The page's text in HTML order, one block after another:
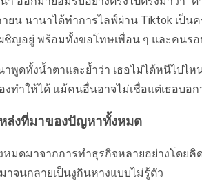
ยน นานาได้ทำการไลฟ์ผ่าน Tiktok เป็นค
ญอยู่ พร้อมทั้งขอโทษเพื่อน ๆ และคนรอ
พูดทั้งน้ำตาและย้ำว่า เธอไม่ได้หนีไปไห
งทำให้ได้ แม้คนอื่นอาจไม่เชื่อแต่เธอบอ
ล่งที่มาของปัญหาทั้งหมด
หมดมาจากการทำธุรกิจหลายอย่างโดยคิ
าจนกลายเป็นงูกินหางแบบไม่รู้ตัว